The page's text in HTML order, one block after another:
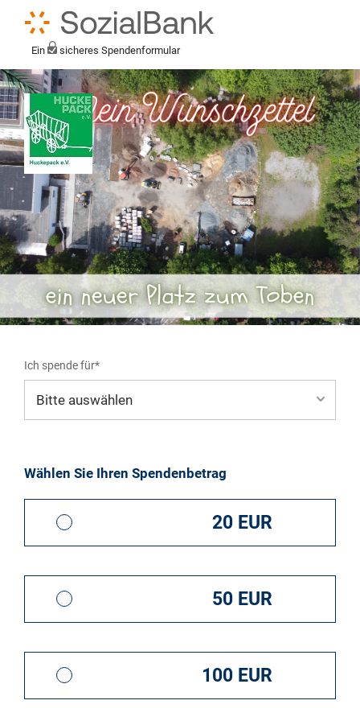
Ein sicheres Spendenformular
Ich spende für*
Ein neuer Fuhrpark für die Schüler
Wählen Sie Ihren Spendenbetrag
20 EUR
50 EUR
100 EUR